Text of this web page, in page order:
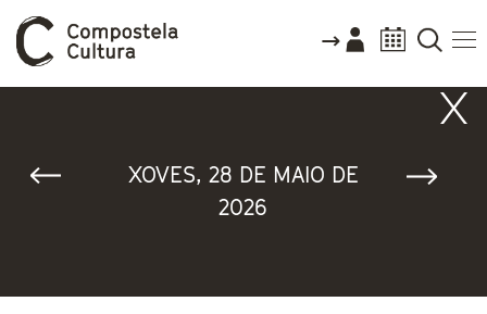
XOVES, 28 DE MAIO DE
2026